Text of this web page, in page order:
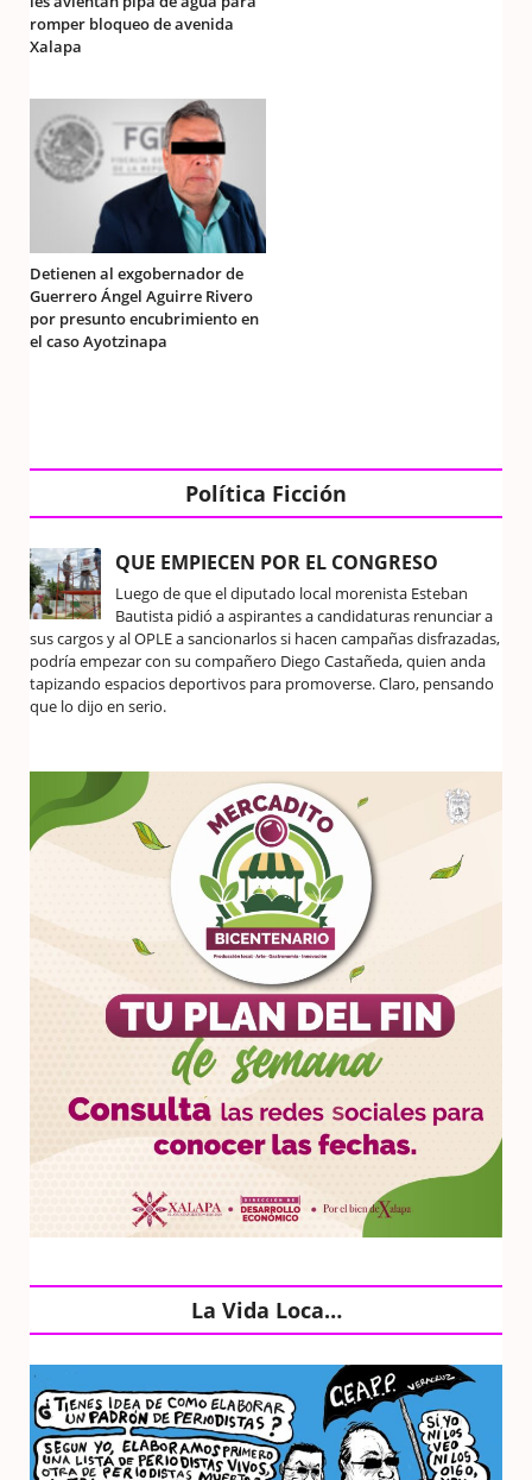
romper bloqueo de avenida
Xalapa
Detienen al exgobernador de
Guerrero Ángel Aguirre Rivero
por presunto encubrimiento en
el caso Ayotzinapa
Política Ficción
QUE EMPIECEN POR EL CONGRESO
Luego de que el diputado local morenista Esteban
Bautista pidió a aspirantes a candidaturas renunciar a
sus cargos y al OPLE a sancionarlos si hacen campañas disfrazadas,
podría empezar con su compañero Diego Castañeda, quien anda
tapizando espacios deportivos para promoverse. Claro, pensando
que lo dijo en serio.
La Vida Loca…